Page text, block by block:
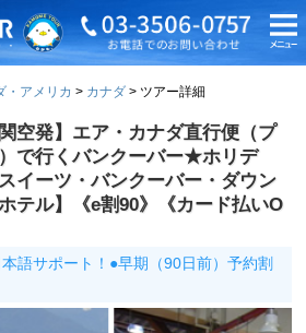
・アメリカ カナダ ツアー詳細
空発】エア・カナダ直行便（プ
で行くバンクーバー★ホリデ
イーツ・バンクーバー・ダウン
テル】《e割90》《カード払いO
語サポート！●早期（90日前）予約割